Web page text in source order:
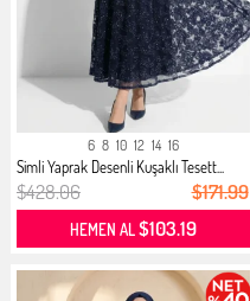
6 8 10 12 14 16
Simli Yaprak Desenli Kuşaklı Tesett...
$428.06 $171.99
HEMEN AL$103.19